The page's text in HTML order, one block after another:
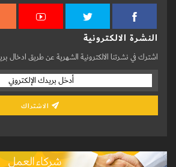
النشرة الالكترونية
اشترك في نشرتنا الالكترونية الشهرية عن طريق ادخال